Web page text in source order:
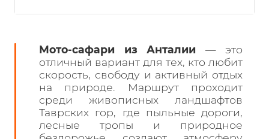
Мото-сафари из Анталии — это
отличный вариант для тех, кто любит
скорость, свободу и активный отдых
на природе. Маршрут проходит
среди живописных ландшафтов
Таврских гор, где пыльные дороги,
лесные тропы и природное